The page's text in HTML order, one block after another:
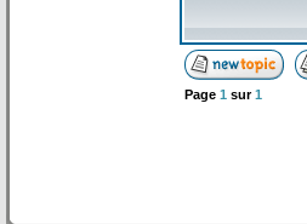
Page 1 sur1